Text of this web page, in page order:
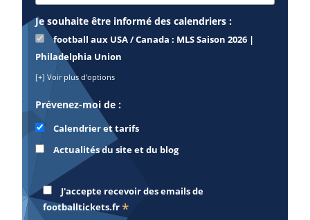
Je souhaite être informé des calendriers :
football aux USA / Canada : MLS Saison 2026 |
Philadelphia Union
[+] Voir plus d'options
Prévenez-moi de :
Calendrier et tarifs
Actualités du site et du blog
J'accepte recevoir des emails de
footballtickets.fr *